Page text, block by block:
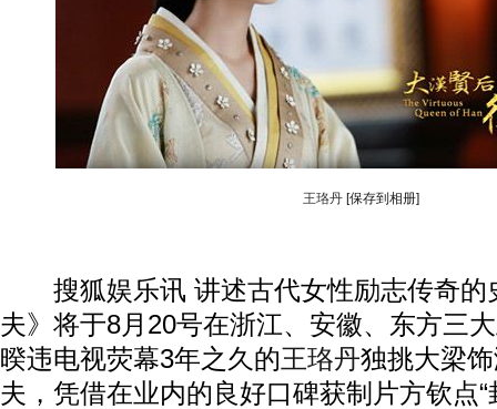
王珞丹 [保存到相册]
搜狐娱乐讯 讲述古代女性励志传奇的
夫》将于8月20号在浙江、安徽、东方三
暌违电视荧幕3年之久的王珞丹独挑大梁
夫，凭借在业内的良好口碑获制片方钦点“